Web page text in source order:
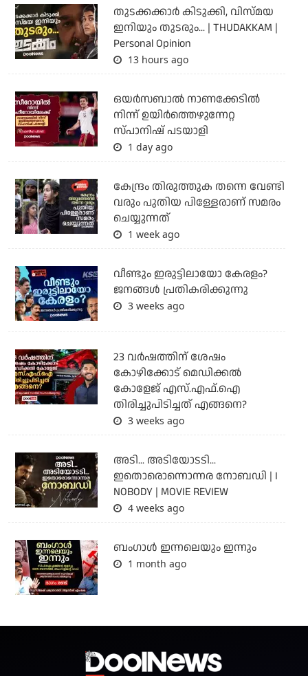
തുടക്കക്കാര്‍ കിടുക്കി, വിസ്മയ
ഇനിയും തുടരും... | THUDAKKAM |
Personal Opinion
13 hours ago
ഒയര്‍സബാൽ നാണക്കേടിൽ
നിന്ന് ഉയിർത്തെഴുന്നേറ്റ
സ്പാനിഷ് പടയാളി
1 day ago
കേന്ദ്രം തിരുത്തുക തന്നെ വേണ്ടി
വരും പുതിയ പിള്ളേരാണ് സമരം
ചെയ്യുന്നത്
1 week ago
വീണ്ടും ഇരുട്ടിലായോ കേരളം?
ജനങ്ങൾ പ്രതികരിക്കുന്നു
3 weeks ago
23 വർഷത്തിന് ശേഷം
കോഴിക്കോട് മെഡിക്കൽ
കോളേജ് എസ്.എഫ്.ഐ
തിരിച്ചുപിടിച്ചത് എങ്ങനെ?
3 weeks ago
അടി... അടിയോടടി...
ഇതൊരൊന്നൊന്നര നോബഡി | I
NOBODY | MOVIE REVIEW
4 weeks ago
ബംഗാള്‍ ഇന്നലെയും ഇന്നും
1 month ago